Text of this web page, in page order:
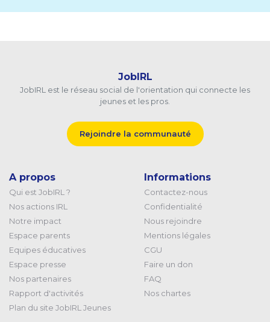
JobIRL
JobIRL est le réseau social de l'orientation qui connecte les
jeunes et les pros.
Rejoindre la communauté
A propos
Qui est JobIRL ?
Nos actions IRL
Notre impact
Espace parents
Equipes éducatives
Espace presse
Nos partenaires
Rapport d'activités
Plan du site JobIRL Jeunes
Informations
Contactez-nous
Confidentialité
Nous rejoindre
Mentions légales
CGU
Faire un don
FAQ
Nos chartes